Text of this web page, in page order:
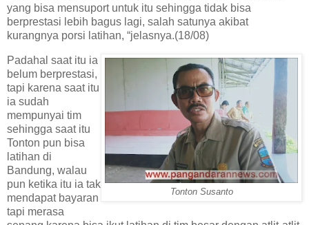
yang bisa mensuport untuk itu sehingga tidak bisa
berprestasi lebih bagus lagi, salah satunya akibat
kurangnya porsi latihan, “jelasnya.(18/08)
Tonton Susanto
Padahal saat itu ia
belum berprestasi,
tapi karena saat itu
ia sudah
mempunyai tim
sehingga saat itu
Tonton pun bisa
latihan di
Bandung, walau
pun ketika itu ia tak
mendapat bayaran
tapi merasa